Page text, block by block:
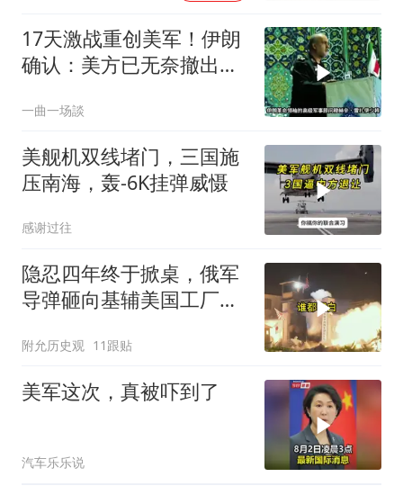
17天激战重创美军！伊朗
确认：美方已无奈撤出两
一曲一场談
美舰机双线堵门，三国施
压南海，轰-6K挂弹威慑
感谢过往
隐忍四年终于掀桌，俄军
导弹砸向基辅美国工厂，
附允历史观 11跟贴
美军这次，真被吓到了
汽车乐乐说